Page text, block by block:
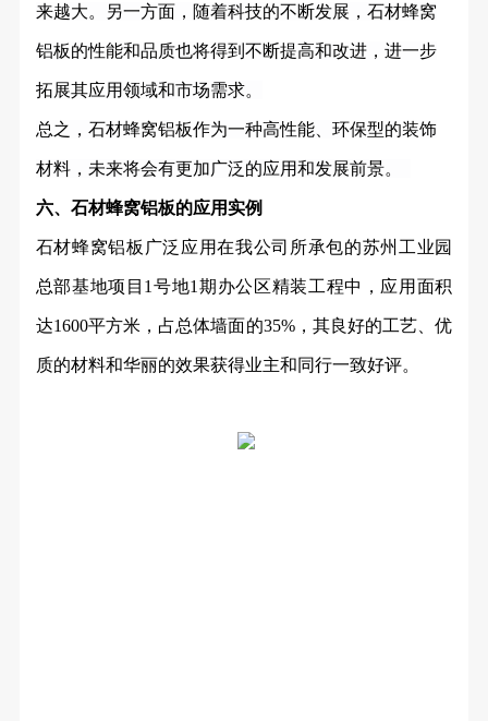
来越大。另一方面，随着科技的不断发展，石材蜂窝
铝板的性能和品质也将得到不断提高和改进，进一步
拓展其应用领域和市场需求。
总之，石材蜂窝铝板作为一种高性能、环保型的装饰
材料，未来将会有更加广泛的应用和发展前景。
六、石材蜂窝铝板的应用实例
石材蜂窝铝板广泛应用在我公司所承包的苏州工业园
总部基地项目 1号地1期办公区精装工程中，应用面积
达1600平方米，占总体墙面的35%，其良好的工艺、优
质的材料和华丽的效果获得业主和同行一致好评。